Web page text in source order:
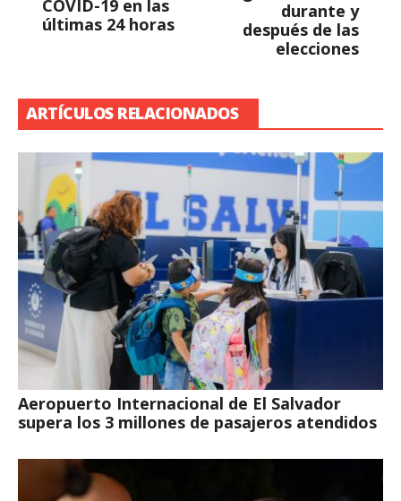
COVID-19 en las
últimas 24 horas
durante y
después de las
elecciones
ARTÍCULOS RELACIONADOS
Aeropuerto Internacional de El Salvador
supera los 3 millones de pasajeros atendidos